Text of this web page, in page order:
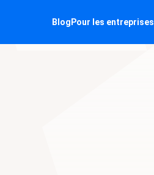
Blog Pour les entreprises